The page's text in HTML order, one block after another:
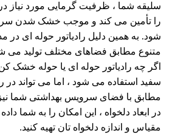
سلیقه شما ، ظرفیت گرمایی مورد
را تأمین می کند و موجب خشک شدن
شود. به همین دلیل رادیاتور حوله ای در
متنوع مطابق فضاهای مختلف تولید می
اگر چه رادیاتور حوله ای یا حوله خشک
سفید استفاده می شود ، اما می تواند
مطابق با فضای سرویس بهداشتی شما
در ابعاد دلخواه ، این امکان را به شما
مقیاس و اندازه دلخواه تان تهیه کنید.